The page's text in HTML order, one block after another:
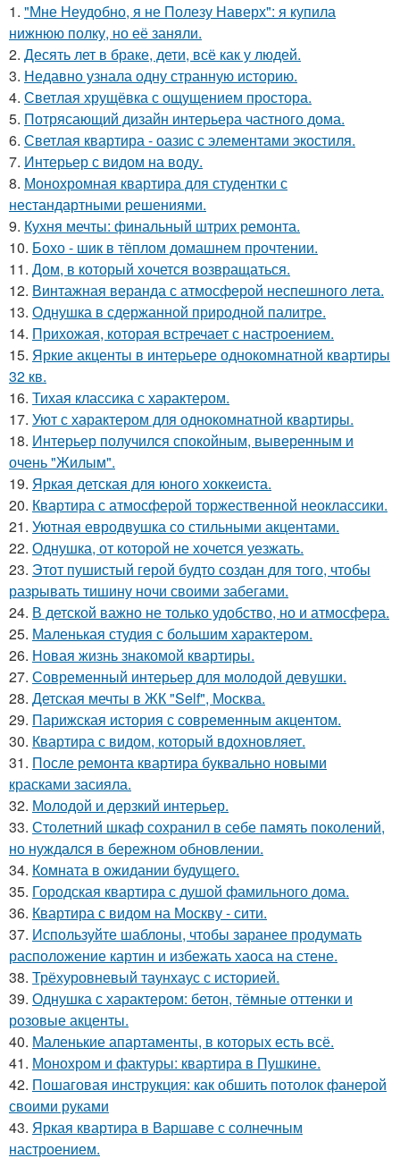
1. "Мне Неудобно, я не Полезу Наверх": я купила
нижнюю полку, но её заняли.
2. Десять лет в браке, дети, всё как у людей.
3. Недавно узнала одну странную историю.
4. Светлая хрущёвка с ощущением простора.
5. Потрясающий дизайн интерьера частного дома.
6. Светлая квартира - оазис с элементами экостиля.
7. Интерьер с видом на воду.
8. Монохромная квартира для студентки с
нестандартными решениями.
9. Кухня мечты: финальный штрих ремонта.
10. Бохо - шик в тёплом домашнем прочтении.
11. Дом, в который хочется возвращаться.
12. Винтажная веранда с атмосферой неспешного лета.
13. Однушка в сдержанной природной палитре.
14. Прихожая, которая встречает с настроением.
15. Яркие акценты в интерьере однокомнатной квартиры
32 кв.
16. Тихая классика с характером.
17. Уют с характером для однокомнатной квартиры.
18. Интерьер получился спокойным, выверенным и
очень "Жилым".
19. Яркая детская для юного хоккеиста.
20. Квартира с атмосферой торжественной неоклассики.
21. Уютная евродвушка со стильными акцентами.
22. Однушка, от которой не хочется уезжать.
23. Этот пушистый герой будто создан для того, чтобы
разрывать тишину ночи своими забегами.
24. В детской важно не только удобство, но и атмосфера.
25. Маленькая студия с большим характером.
26. Новая жизнь знакомой квартиры.
27. Современный интерьер для молодой девушки.
28. Детская мечты в ЖК "Self", Москва.
29. Парижская история с современным акцентом.
30. Квартира с видом, который вдохновляет.
31. После ремонта квартира буквально новыми
красками засияла.
32. Молодой и дерзкий интерьер.
33. Столетний шкаф сохранил в себе память поколений,
но нуждался в бережном обновлении.
34. Комната в ожидании будущего.
35. Городская квартира с душой фамильного дома.
36. Квартира с видом на Москву - сити.
37. Используйте шаблоны, чтобы заранее продумать
расположение картин и избежать хаоса на стене.
38. Трёхуровневый таунхаус с историей.
39. Однушка с характером: бетон, тёмные оттенки и
розовые акценты.
40. Маленькие апартаменты, в которых есть всё.
41. Монохром и фактуры: квартира в Пушкине.
42. Пошаговая инструкция: как обшить потолок фанерой
своими руками
43. Яркая квартира в Варшаве с солнечным
настроением.